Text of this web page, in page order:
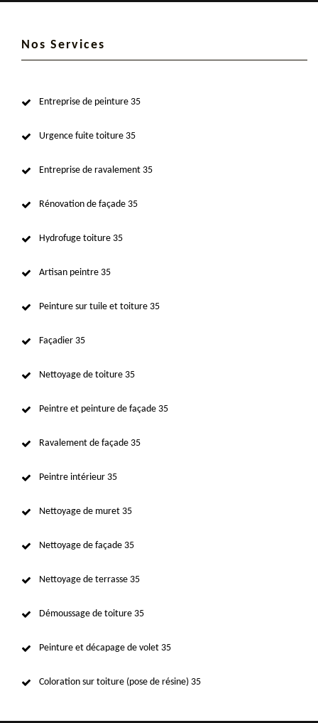
Nos Services
Entreprise de peinture 35
Urgence fuite toiture 35
Entreprise de ravalement 35
Rénovation de façade 35
Hydrofuge toiture 35
Artisan peintre 35
Peinture sur tuile et toiture 35
Façadier 35
Nettoyage de toiture 35
Peintre et peinture de façade 35
Ravalement de façade 35
Peintre intérieur 35
Nettoyage de muret 35
Nettoyage de façade 35
Nettoyage de terrasse 35
Démoussage de toiture 35
Peinture et décapage de volet 35
Coloration sur toiture (pose de résine) 35